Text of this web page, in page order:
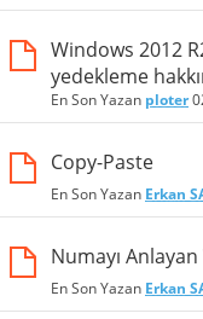
Windows 2012
yedekleme
En Son Yazan ploter
Copy-Paste
En Son Yazan Erkan
Numayı Anlayan
En Son Yazan Erkan